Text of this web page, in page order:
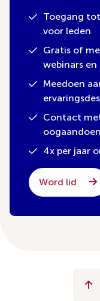
Toegang
voor leden
Gratis of
webinars
Meedoen
Contact
4x per jaar
Word lid